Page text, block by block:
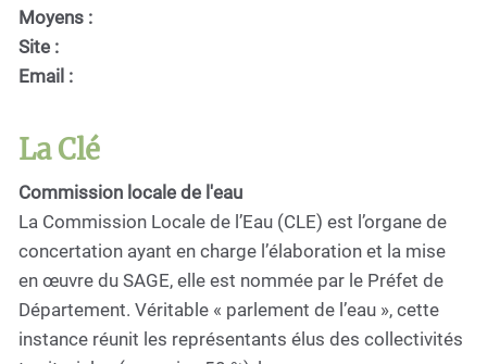
Moyens :
Site :
Email :
La Clé
Commission locale de l'eau
La Commission Locale de l’Eau (CLE) est l’organe de
concertation ayant en charge l’élaboration et la mise
en œuvre du SAGE, elle est nommée par le Préfet de
Département. Véritable « parlement de l’eau », cette
instance réunit les représentants élus des collectivités